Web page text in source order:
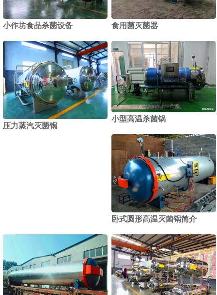
小作坊食品杀菌设备 食用菌灭菌器
压力蒸汽灭菌锅
小型高温杀菌锅
卧式圆形高温灭菌锅简介